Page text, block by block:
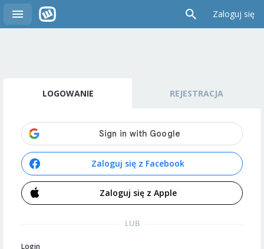
Zaloguj się
LOGOWANIE REJESTRACJA
Zaloguj się z Facebook
Zaloguj się z Apple
LUB
Login